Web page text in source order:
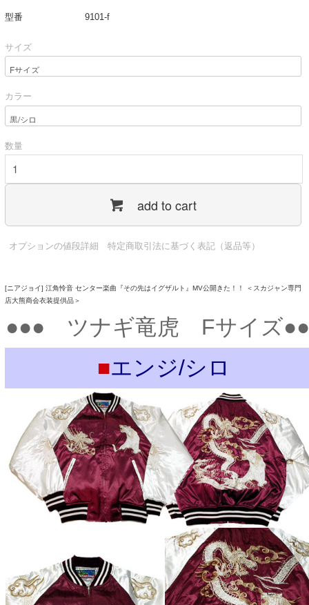
型番 9101-f
サイズ
カラー
数量
add to cart
オプションの値段詳細 特定商取引法に基づく表記（返品等）
[ニアジョイ] 江角怜音 センター楽曲『その先はイグザルト』MV公開きた！！ ＜スカジャン専門
店大熊商会衣装提供品＞
●●● ツナギ竜虎 Fサイズ
■エンジ/シロ